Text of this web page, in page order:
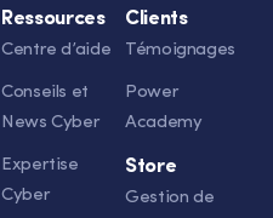
Ressources
Centre d’aide
Conseils et
News Cyber
Expertise
Cyber
Clients
Témoignages
Power
Academy
Store
Gestion de